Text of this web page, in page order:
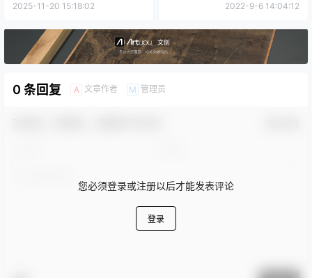
2025-11-20 15:18:02 2022-9-6 14:04:12
0 条回复 A 文章作者 M 管理员
您必须登录或注册以后才能发表评论
登录